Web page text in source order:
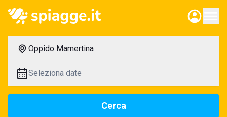
Oppido Mamertina
Seleziona date
Cerca